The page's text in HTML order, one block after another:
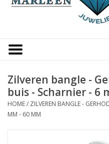
Occasions
Zilveren bangle -
buis - Scharnier - 6
HOME/ ZILVEREN BANGLE -
MM - 60 MM